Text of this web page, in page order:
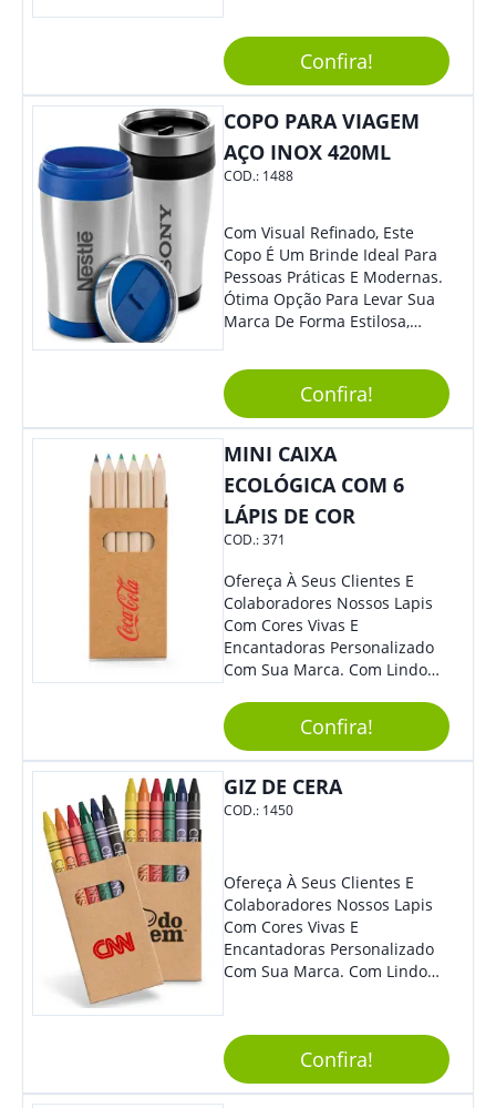
Sua Marca Com Muito Estilo E
Acrescentar Ainda Mais
Praticidade À Eventos E Feiras
De Exposição.
Confira!
COPO PARA VIAGEM
AÇO INOX 420ML
COD.: 1488
Com Visual Refinado, Este
Copo É Um Brinde Ideal Para
Pessoas Práticas E Modernas.
Ótima Opção Para Levar Sua
Marca De Forma Estilosa,
Empresa Em Eventos,
Reuniões Corporativas Ou Até
Mesmo Para Presentear
Colaboradores.
Confira!
MINI CAIXA
ECOLÓGICA COM 6
LÁPIS DE COR
COD.:371
Ofereça À Seus Clientes E
Colaboradores Nossos Lapis
Com Cores Vivas E
Encantadoras Personalizado
Com Sua Marca. Com Lindo
Para Diversas Ocasiões.
Perfeito, Não É?!
Confira!
GIZ DE CERA
COD.: 1450
Ofereça À Seus Clientes E
Colaboradores Nossos Lapis
Com Cores Vivas E
Encantadoras Personalizado
Com Sua Marca. Com Lindo
Perfeito, Não É?!
Confira!